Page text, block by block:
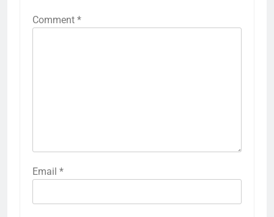
Comment *
Email *
5
Within 24 hours for Currently
Search Console
AND ERROR SOLUTION